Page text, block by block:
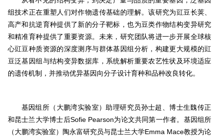
组技术正在重塑人们对作物遗传基础的理解。该研究为豇豆长荚、
高产和抗逆育种提供了新的分子靶标，也为豆类作物结构变异研究
和精准育种提供了重要资源。未来，研究团队将进一步开展全球核
心豇豆种质资源的深度测序与群体基因组分析，构建更大规模的豇
豆泛基因组与结构变异数据库，系统解析重要农艺性状及环境适应
的遗传机制，并推动优异基因向分子设计育种和品种改良转化。
基因组所（大鹏湾实验室）助理研究员孙士超、博士生魏传正
和昆士兰大学博士后Sofie Pearson为论文共同第一作者。基因组所
（大鹏湾实验室）陶永富研究员与昆士兰大学Emma Mace教授为论